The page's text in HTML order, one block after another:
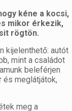
kéne a kocsi,
mikor érkezik,
rögtön.
kijelenthető: autót
mint a családot
beleférjen
és meglátjátok,
meg a